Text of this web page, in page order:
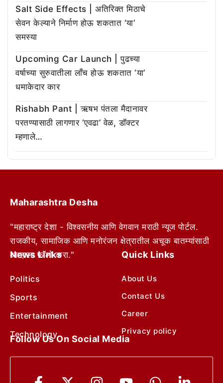
Salt Side Effects | अतिरिक्त मिठाचे
सेवन केल्याने निर्माण होऊ शकतात ‘या’
समस्या
Upcoming Car Launch | पुढच्या
वर्षाच्या सुरुवातीला लाँच होऊ शकतात ‘या’
धमाकेदार कार
Rishabh Pant | ऋषभ पंतला मैदानावर
परतण्यासाठी लागणार ‘एवढा’ वेळ, डॉक्टर
म्हणाले…
Maharashtra Desha
"महाराष्ट्र देशा - विश्वसनीय आणि वेगवान मराठी न्यूज पोर्टल.
राजकीय, सामाजिक आणि मनोरंजन क्षेत्रातील अचूक बातम्यांसाठी
आम्हाला फॉलो करा."
News Links
Politics
Sports
Entertainment
Technology
Quick Links
About Us
Contact Us
Career
Privacy policy
Follow Us On Social Media